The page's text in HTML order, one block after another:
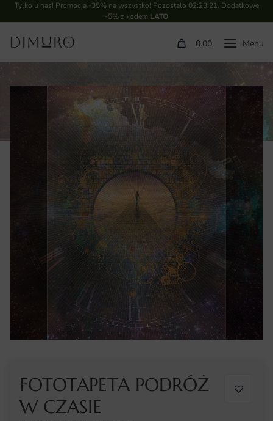
Tylko u nas! Promocja -35% na wszystko! Pozostało 02:23:20. Dodatkowe
-5% z kodem LATO
0.00
FOTOTAPETA PODRÓŻ
W CZASIE